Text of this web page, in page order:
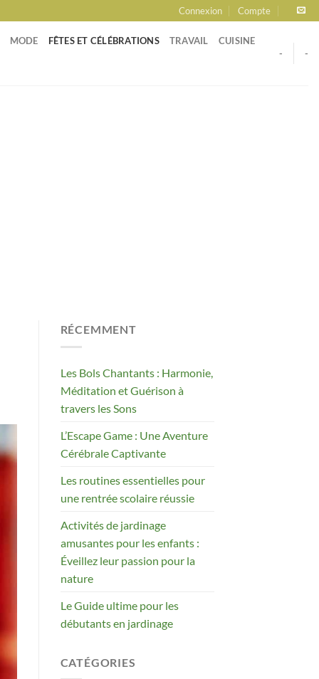
Connexion Compte
MODE FÊTES ET CÉLÉBRATIONS TRAVAIL CUISINE
- -
RÉCEMMENT
Les Bols Chantants : Harmonie,
Méditation et Guérison à
travers les Sons
L’Escape Game : Une Aventure
Cérébrale Captivante
Les routines essentielles pour
une rentrée scolaire réussie
Activités de jardinage
amusantes pour les enfants :
Éveillez leur passion pour la
nature
Le Guide ultime pour les
débutants en jardinage
CATÉGORIES